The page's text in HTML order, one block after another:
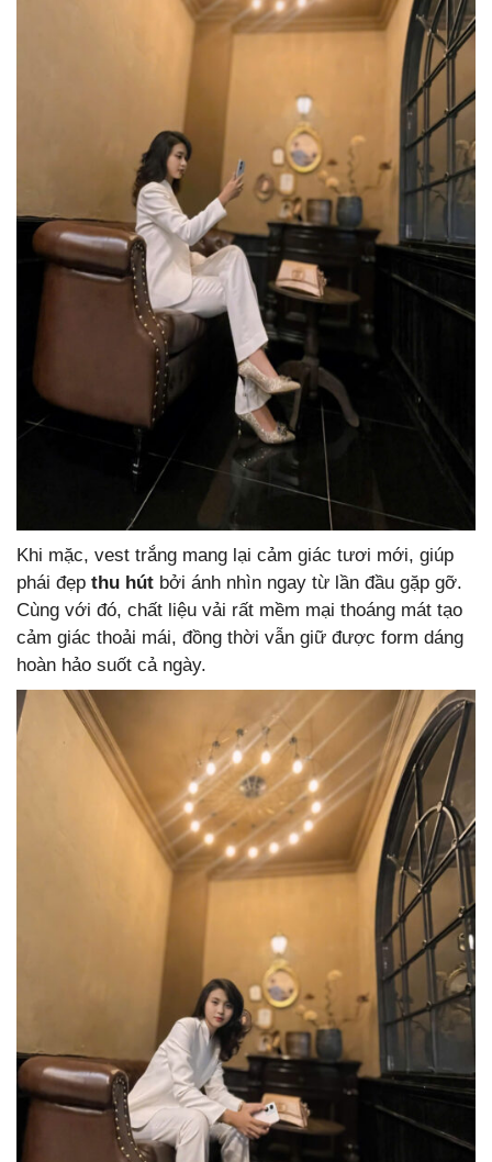
Khi mặc, vest trắng mang lại cảm giác tươi mới, giúp
phái đẹp thu hút bởi ánh nhìn ngay từ lần đầu gặp gỡ.
Cùng với đó, chất liệu vải rất mềm mại thoáng mát tạo
cảm giác thoải mái, đồng thời vẫn giữ được form dáng
hoàn hảo suốt cả ngày.